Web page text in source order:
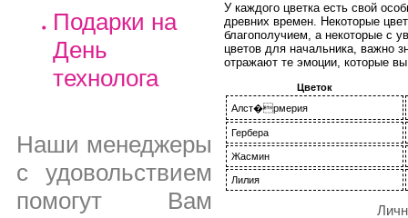
Подарки на
День
технолога
Наши менеджеры
с удовольствием
помогут Вам
У каждого цветка есть свой
древних времен. Некоторые
благополучием, а некоторые с
цветов для начальника, важно
отражают те эмоции, которые
Цветок
Алст�рмерия
Гербера
Жасмин
Лилия